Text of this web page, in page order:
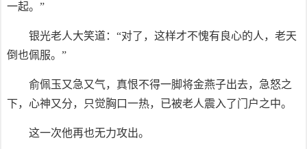
一起。”
银光老人大笑道：“对了，这样才不愧有良心的人，老天
倒也佩服。”
俞佩玉又急又气，真恨不得一脚将金燕子出去，急怒之
下，心神又分，只觉胸口一热，已被老人震入了门户之中。
这一次他再也无力攻出。